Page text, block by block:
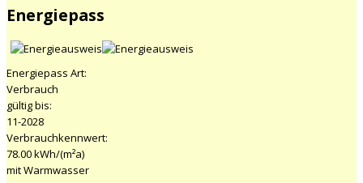
Energiepass
Energiepass Art:
Verbrauch
gültig bis:
11-2028
Verbrauchkennwert:
78.00 kWh/(m²a)
mit Warmwasser